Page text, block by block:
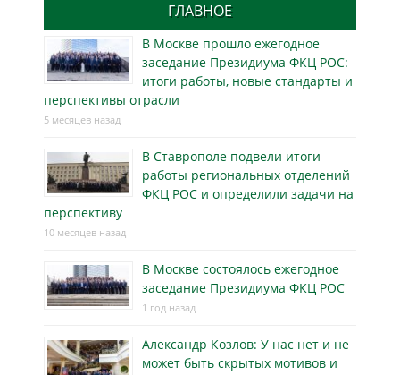
ГЛАВНОЕ
В Москве прошло ежегодное
заседание Президиума ФКЦ РОС:
итоги работы, новые стандарты и
перспективы отрасли
5 месяцев назад
В Ставрополе подвели итоги
работы региональных отделений
ФКЦ РОС и определили задачи на
перспективу
10 месяцев назад
В Москве состоялось ежегодное
заседание Президиума ФКЦ РОС
1 год назад
Александр Козлов: У нас нет и не
может быть скрытых мотивов и